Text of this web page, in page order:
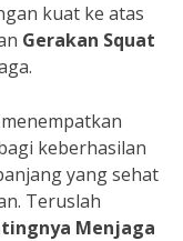
kuat ke atas
Gerakan Squat
keberhasilan
yang sehat
Teruslah
Menjaga